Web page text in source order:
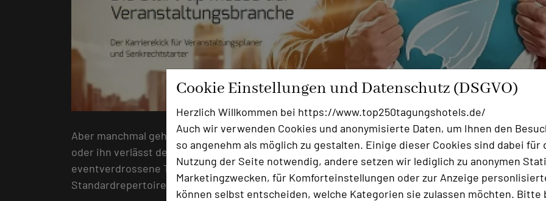
Cookie Einstellungen und Datenschutz (DSGVO)
Herzlich Willkommen bei https://www.top250tagungshotels.de/
Auch wir verwenden Cookies und anonymisierte Daten, um Ihnen den
so angenehm als möglich zu gestalten. Einige dieser Cookies sind dabei für
Nutzung der Seite notwendig, andere setzen wir lediglich zu anonymen
Marketingzwecken, für Komforteinstellungen oder zur Anzeige
können selbst entscheiden, welche Kategorien sie zulassen möchten. Bitte
Aber manchmal gehen dem Veranstaltungsplaner im Alltag und Eventstress die Ideen aus, es
oder ihn verlässt der Mut Neues auszuprobieren. Es ist aber auch gar nicht so leicht
eventverdrossene Teilnehmer und anspruchsvolle Chefs, zufriedenzustellen. Unter Zeit- und
Standardrepertoire oder Schubladenkonzepte gegriffen.